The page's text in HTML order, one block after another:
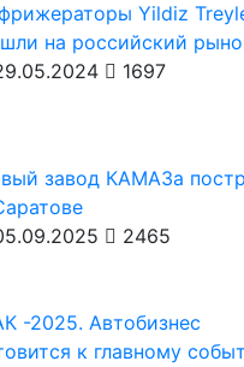
Yildiz
на российский
1697
завод КАМАЗа
2465
-2025. Автобизнес
к главному